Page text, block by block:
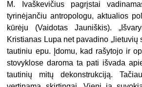
M. Ivaškevičius pagrįstai
tyrinėjančiu antropologu, aktualios
kūrėju (Vaidotas Jauniškis).
Kristianas Lupa net pavadino „lietuvių
tautiniu epu. Įdomu, kad rašytojo ir
stovyklose daroma ta pati išvada
tautinių mitų dekonstrukciją.